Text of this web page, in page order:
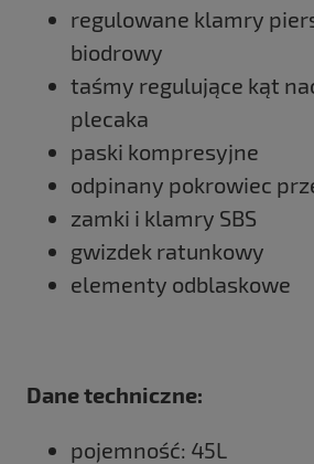
regulowane klamry
biodrowy
taśmy regulujące kąt
plecaka
paski kompresyjne
odpinany pokrowiec
zamki i klamry SBS
gwizdek ratunkowy
elementy odblaskowe
Dane techniczne:
pojemność: 45L